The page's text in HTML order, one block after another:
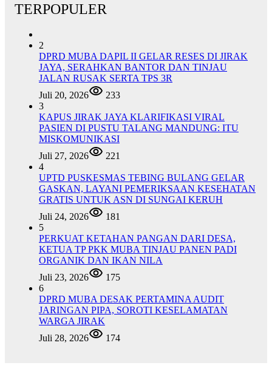
TERPOPULER
2
DPRD MUBA DAPIL II GELAR RESES DI JIRAK
JAYA, SERAHKAN BANTOR DAN TINJAU
JALAN RUSAK SERTA TPS 3R
Juli 20, 2026
233
3
KAPUS JIRAK JAYA KLARIFIKASI VIRAL
PASIEN DI PUSTU TALANG MANDUNG: ITU
MISKOMUNIKASI
Juli 27, 2026
221
4
UPTD PUSKESMAS TEBING BULANG GELAR
GASKAN, LAYANI PEMERIKSAAN KESEHATAN
GRATIS UNTUK ASN DI SUNGAI KERUH
Juli 24, 2026
181
5
PERKUAT KETAHAN PANGAN DARI DESA,
KETUA TP PKK MUBA TINJAU PANEN PADI
ORGANIK DAN IKAN NILA
Juli 23, 2026
175
6
DPRD MUBA DESAK PERTAMINA AUDIT
JARINGAN PIPA, SOROTI KESELAMATAN
WARGA JIRAK
Juli 28, 2026
174